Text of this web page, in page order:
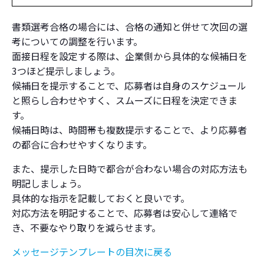
書類選考合格の場合には、合格の通知と併せて次回の選
考についての調整を行います。
面接日程を設定する際は、企業側から具体的な候補日を
3つほど提示しましょう。
候補日を提示することで、応募者は自身のスケジュール
と照らし合わせやすく、スムーズに日程を決定できま
す。
候補日時は、時間帯も複数提示することで、より応募者
の都合に合わせやすくなります。
また、提示した日時で都合が合わない場合の対応方法も
明記しましょう。
具体的な指示を記載しておくと良いです。
対応方法を明記することで、応募者は安心して連絡で
き、不要なやり取りを減らせます。
メッセージテンプレートの目次に戻る